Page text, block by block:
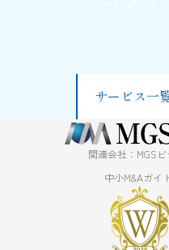
サービス一
関連会社：MGS
中小M&Aガイ